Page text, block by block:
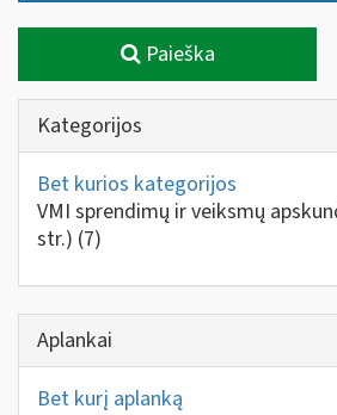
Paieška
Kategorijos
Bet kurios kategorijos
VMI sprendimų ir veiksmų
str.) (7)
Aplankai
Bet kurį aplanką